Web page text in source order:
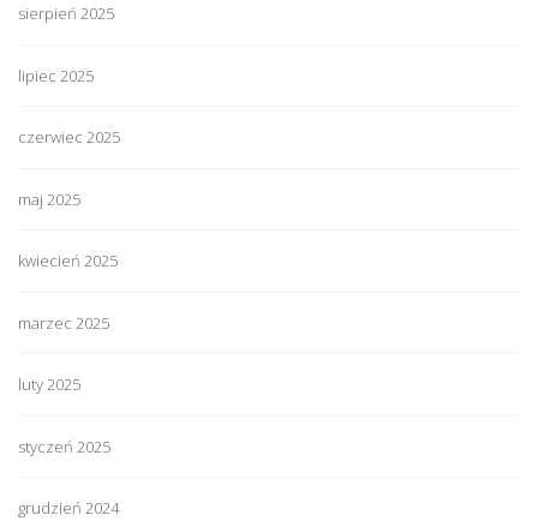
sierpień 2025
lipiec 2025
czerwiec 2025
maj 2025
kwiecień 2025
marzec 2025
luty 2025
styczeń 2025
grudzień 2024